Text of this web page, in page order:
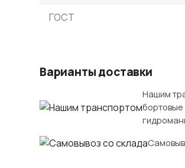
ГОСТ
Варианты доставки
Нашим